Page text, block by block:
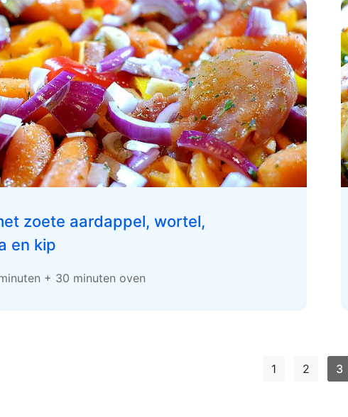
zoete aardappel, wortel,
en kip
+ 30 minuten oven
1 2 3